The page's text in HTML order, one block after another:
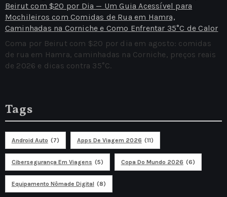
Beirut com $20 por Dia — Um Guia Acessível para
Mochileiros com Comidas de Rua em Hamra,
Caminhadas na Corniche e Como Enfrentar 35°C de Calor
Coma por Beirut com $20 por dia em agosto: comidas
de rua em Hamra, caminhadas na Corniche, preços reais
de 2026 e dicas contra 35°C.
Tags
Android Auto (7) Apps De Viagem 2026 (11)
Cibersegurança Em Viagens (5) Copa Do Mundo 2026 (6)
Equipamento Nômade Digital (8)